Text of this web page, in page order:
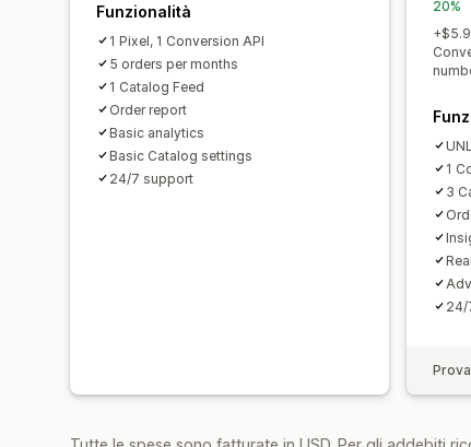
Funzionalità
1 Pixel, 1 Conversion API
5 orders per months
1 Catalog Feed
Order report
Basic analytics
Basic Catalog settings
24/7 support
20%
1
3
24/